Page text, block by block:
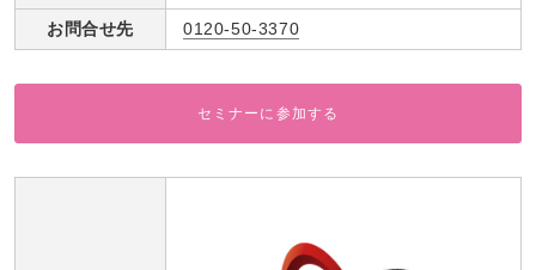
お問合せ先 0120-50-3370
セミナーに参加する